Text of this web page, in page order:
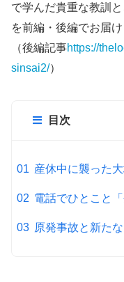
で学んだ貴重な教訓
を前編・後編でお届け
（後編記事https://
sinsai2/）
目次
産休中に襲った
電話でひとこと
原発事故と新た